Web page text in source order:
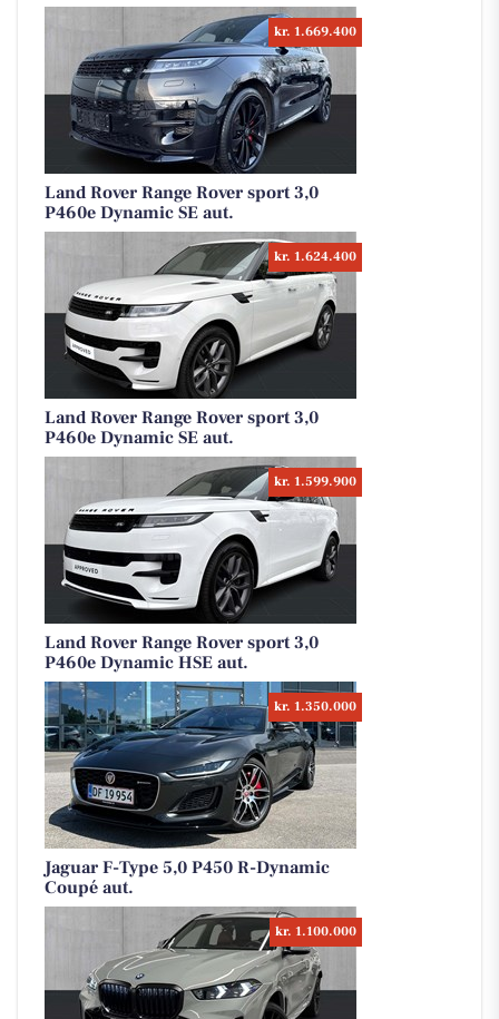
kr. 1.669.400
Land Rover Range Rover sport 3,0
P460e Dynamic SE aut.
kr. 1.624.400
Land Rover Range Rover sport 3,0
P460e Dynamic SE aut.
kr. 1.599.900
Land Rover Range Rover sport 3,0
P460e Dynamic HSE aut.
kr. 1.350.000
Jaguar F-Type 5,0 P450 R-Dynamic
Coupé aut.
kr. 1.100.000